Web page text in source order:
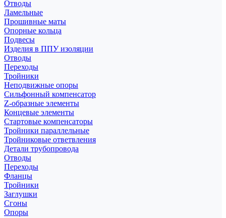
Отводы
Ламельные
Прошивные маты
Опорные кольца
Подвесы
Изделия в ППУ изоляции
Отводы
Переходы
Тройники
Неподвижные опоры
Cильфонный компенсатор
Z-образные элементы
Концевые элементы
Стартовые компенсаторы
Тройники параллельные
Тройниковые ответвления
Детали трубопровода
Отводы
Переходы
Фланцы
Тройники
Заглушки
Сгоны
Опоры